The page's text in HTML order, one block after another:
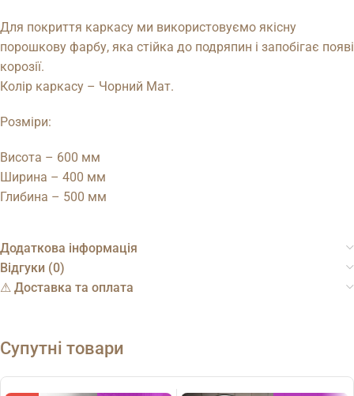
Для покриття каркасу ми використовуємо якісну
порошкову фарбу, яка стійка до подряпин і запобігає появі
корозії.
Колір каркасу – Чорний Мат.
Розміри:
Висота – 600 мм
Ширина – 400 мм
Глибина – 500 мм
Додаткова інформація
Відгуки (0)
⚠︎ Доставка та оплата
Супутні товари